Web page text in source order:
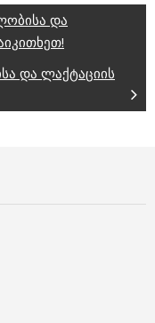
და
და ლაქტაციის